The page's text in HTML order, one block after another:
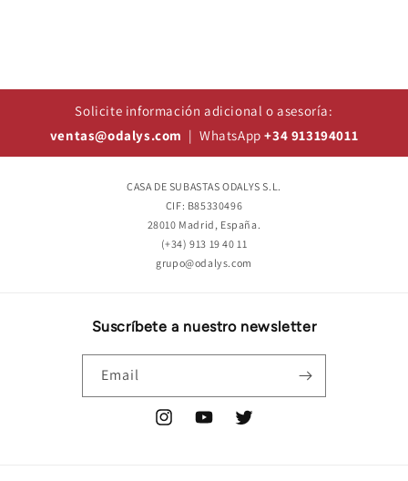
Solicite información adicional o asesoría:
ventas@odalys.com | WhatsApp+34 913194011
CASA DE SUBASTAS ODALYS S.L.
CIF: B85330496
28010 Madrid, España.
(+34) 913 19 40 11
grupo@odalys.com
Suscríbete a nuestro newsletter
Email
InstagramYouTubeTwitter